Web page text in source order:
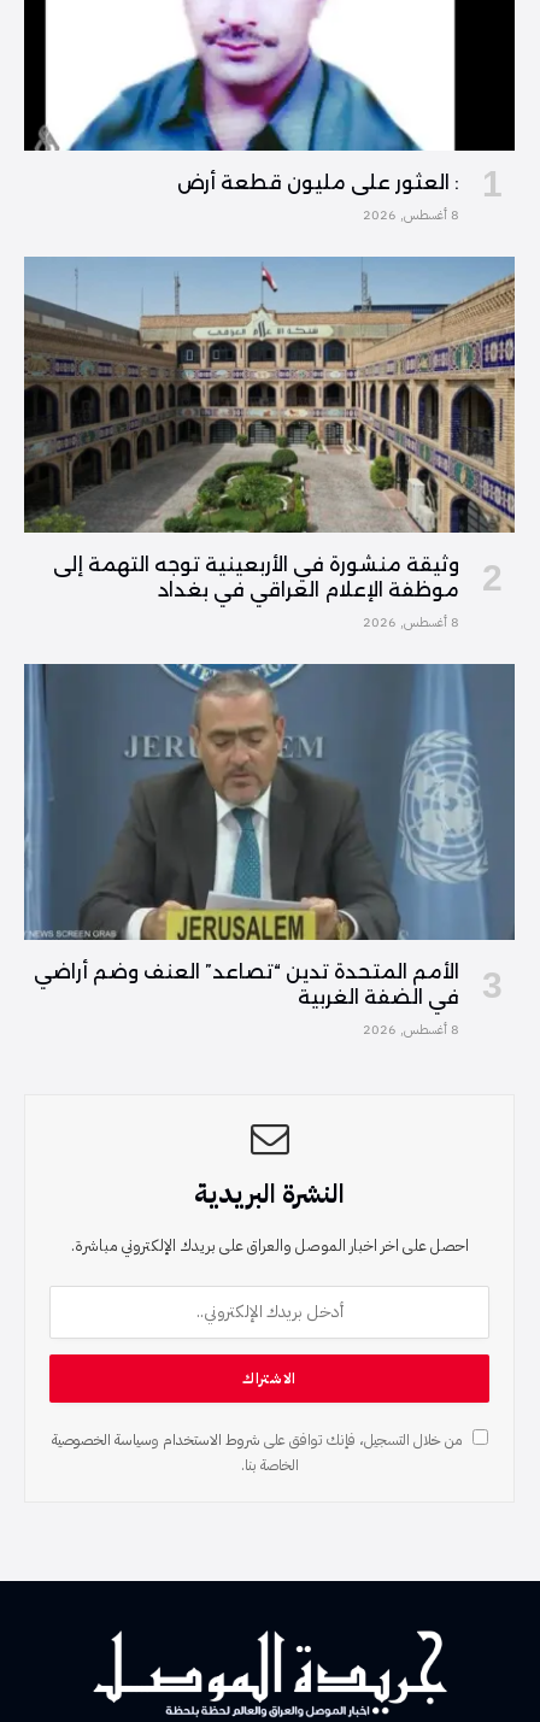
: العثور على مليون قطعة أرض
8 أغسطس, 2026
وثيقة منشورة في الأربعينية توجه التهمة إلى
موظفة الإعلام العراقي في بغداد
8 أغسطس, 2026
الأمم المتحدة تدين “تصاعد” العنف وضم أراضي
في الضفة الغربية
8 أغسطس, 2026
النشرة البريدية
احصل على اخر اخبار الموصل والعراق على بريدك الإلكتروني مباشرة.
من خلال التسجيل، فإنك توافق على شروط الاستخدام وسياسة الخصوصية
الخاصة بنا.